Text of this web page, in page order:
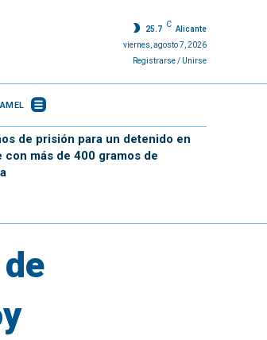
25.7
C
Alicante
viernes, agosto 7, 2026
Registrarse / Unirse
de prisión para un detenido en
con más de 400 gramos de